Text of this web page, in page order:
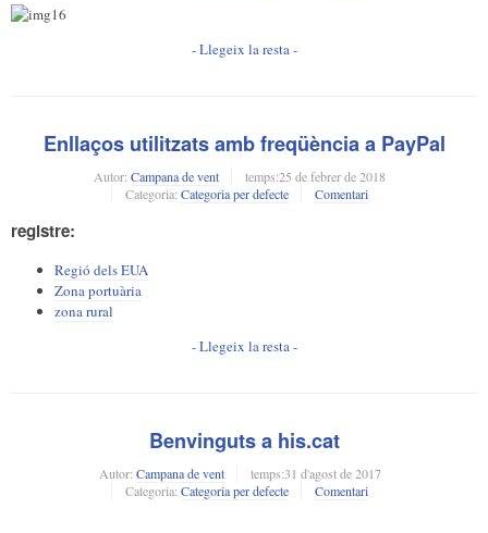
- Llegeix la resta -
Enllaços utilitzats amb freqüència a PayPal
Autor: Campana de vent temps:25 de febrer de 2018
Categoria: Categoria per defecte Comentari
registre:
Regió dels EUA
Zona portuària
zona rural
- Llegeix la resta -
Benvinguts a his.cat
Autor: Campana de vent temps:31 d'agost de 2017
Categoria: Categoria per defecte Comentari